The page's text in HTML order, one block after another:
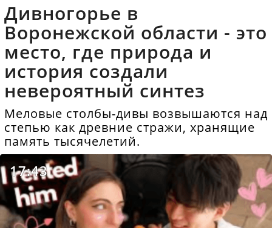
Дивногорье в
Воронежской области - это
место, где природа и
история создали
невероятный синтез
Меловые столбы-дивы возвышаются над
степью как древние стражи, хранящие
память тысячелетий.
17:43